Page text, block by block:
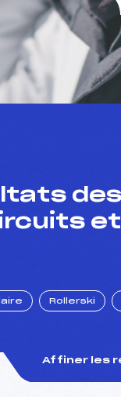
Rollerski
Affiner les